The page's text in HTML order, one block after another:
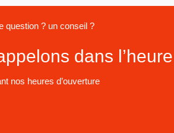
question ? un conseil ?
dans
nos heures d’ouverture